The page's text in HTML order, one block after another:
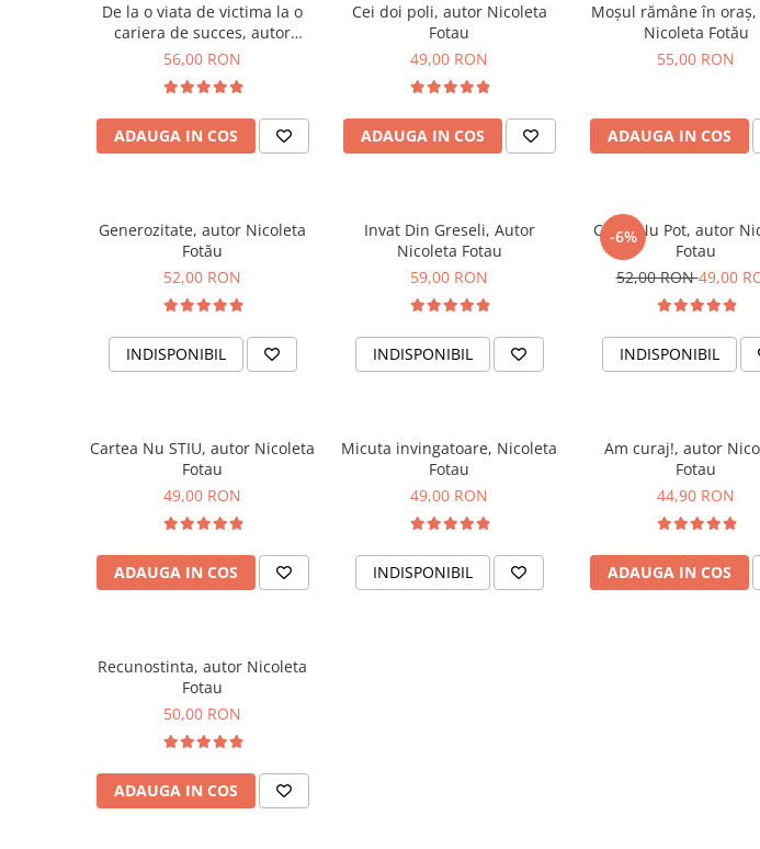
De la o viata de victima la o
cariera de succes, autor
Nicoleta Fotau-Ababei
56,00 RON
ADAUGA IN COS
Cei doi poli, autor Nicoleta
Fotau
49,00 RON
ADAUGA IN COS
Moșul rămâne în
Nicoleta Fotău
55,00 RON
ADAUGA IN COS
Generozitate, autor Nicoleta
Fotău
52,00 RON
INDISPONIBIL
Invat Din Greseli, Autor
Nicoleta Fotau
59,00 RON
INDISPONIBIL
-6%
Carte Nu Pot, autor
Fotau
52,00 RON49,00
INDISPONIBIL
Cartea Nu STIU, autor Nicoleta
Fotau
49,00 RON
ADAUGA IN COS
Micuta invingatoare, Nicoleta
Fotau
49,00 RON
INDISPONIBIL
Am curaj!, autor
Fotau
44,90 RON
ADAUGA IN COS
Recunostinta, autor Nicoleta
Fotau
50,00 RON
ADAUGA IN COS